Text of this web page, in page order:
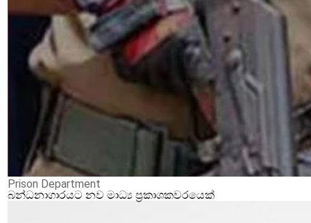
Prison Department
බන්ධනාගාරයට නව මාධ්‍ය ප්‍රකාශකවරයෙක්